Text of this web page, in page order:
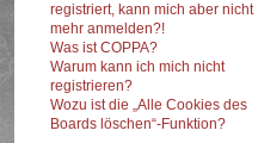
registriert, kann mich aber nicht
mehr anmelden?!
Was ist COPPA?
Warum kann ich mich nicht
registrieren?
Wozu ist die „Alle Cookies des
Boards löschen“-Funktion?